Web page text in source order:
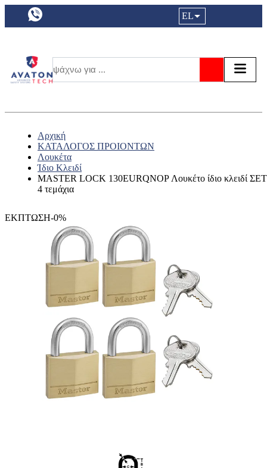
a11y.languageSelection:
EL
Αρχική
ΚΑΤΑΛΟΓΟΣ ΠΡΟΙΟΝΤΩΝ
Λουκέτα
Ίδιο Κλειδί
MASTER LOCK 130EURQNOP Λουκέτο ίδιο κλειδί ΣΕΤ
4 τεμάχια
ΕΚΠΤΩΣΗ-0%